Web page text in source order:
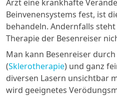
Arzt eine krankhafte
Beinvenensystems fest, ist
behandeln. Andernfalls
Therapie der Besenreiser
Man kann Besenreiser
(Sklerotherapie) und ganz
diversen Lasern unsichtbar
wird geeignetes